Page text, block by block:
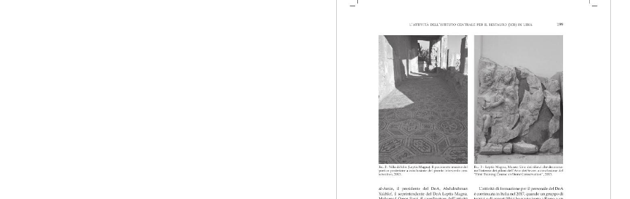
LyDAr Database : aims and features : workshop, Tripoli, November 15, 2018
The Department of Antiquities of Libya and the Italian Archaeological Missions working in
Libya : meeting, Rome, Libyan Academy, September 16, 2019